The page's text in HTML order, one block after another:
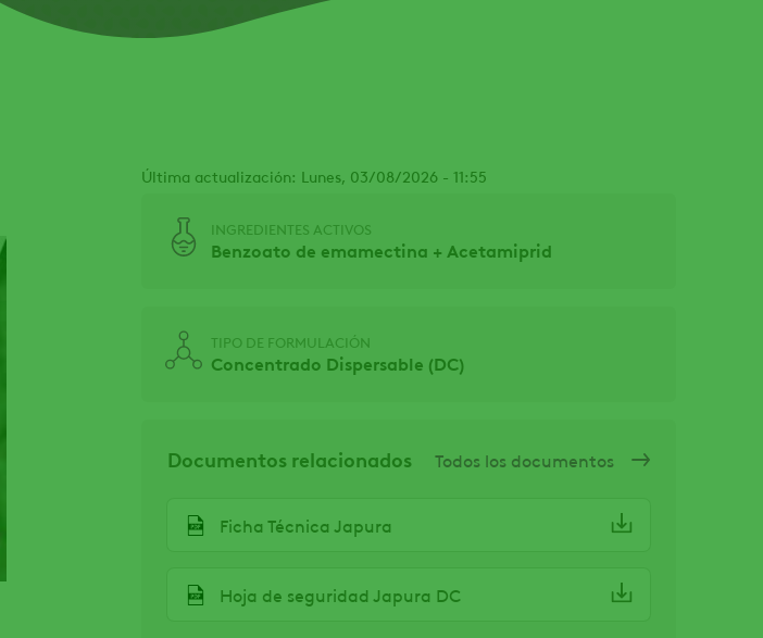
Última actualización: Lunes, 03/08/2026 - 11:55
INGREDIENTES ACTIVOS
Benzoato de emamectina + Acetamiprid
TIPO DE FORMULACIÓN
Concentrado Dispersable (DC)
Documentos relacionados Todos los documentos
Ficha Técnica Japura
Hoja de seguridad Japura DC